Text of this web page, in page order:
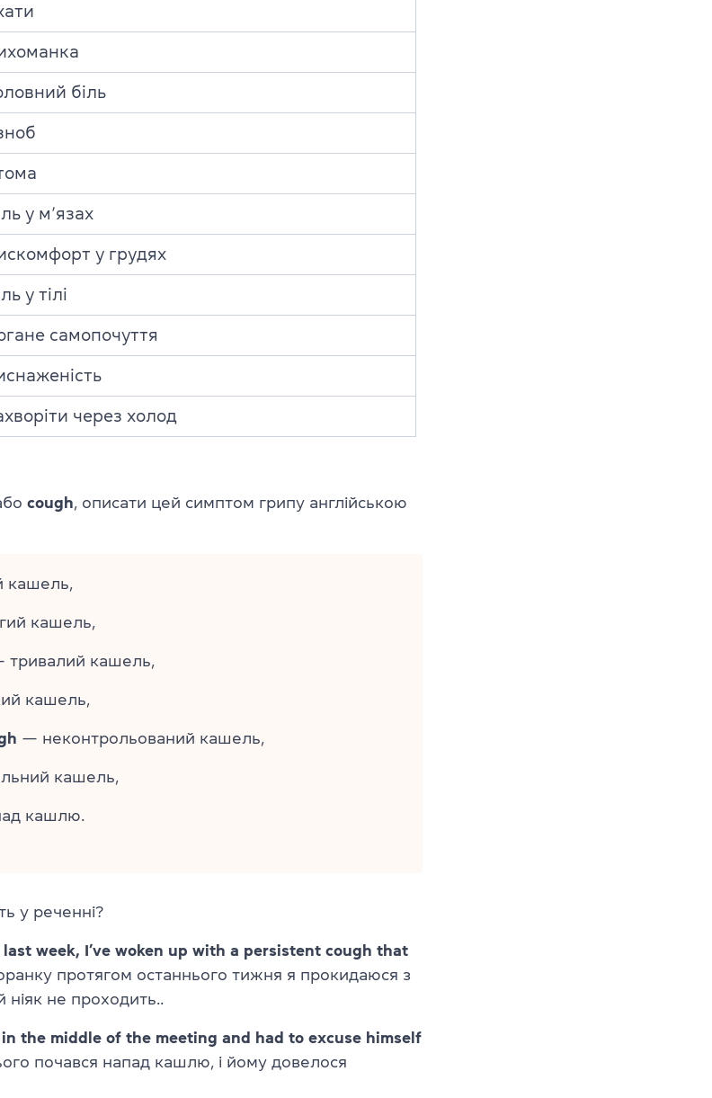
біль
у м’язах
у грудях
у тілі
самопочуття
через холод
cough, описати цей симптом грипу англійською
кашель,
кашель,
тривалий кашель,
кашель,
— неконтрольований кашель,
кашель,
кашлю.
у реченні?
week, I’ve woken up with a persistent cough that
протягом останнього тижня я прокидаюся з
ніяк не проходить..
the middle of the meeting and had to excuse himself
почався напад кашлю, і йому довелося